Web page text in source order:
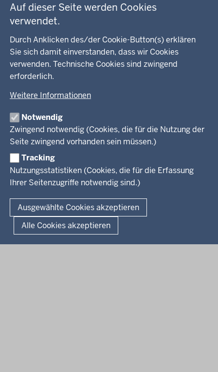
Auf dieser Seite werden Cookies
verwendet.
Durch Anklicken des/der Cookie-Button(s) erklären
Sie sich damit einverstanden, dass wir Cookies
verwenden. Technische Cookies sind zwingend
erforderlich.
Weitere Informationen
Notwendig
Zwingend notwendig (Cookies, die für die Nutzung der
Seite zwingend vorhanden sein müssen.)
Tracking
Nutzungsstatistiken (Cookies, die für die Erfassung
Ihrer Seitenzugriffe notwendig sind.)
Ausgewählte Cookies akzeptieren
Alle Cookies akzeptieren
WEITERE LINKS
Kreis Lippe
Kreis Paderborn
Kreis Minden-Lübbecke
Kreis Gütersloh
Kreis Höxter
Fußzeile
Impressum Datenschutz